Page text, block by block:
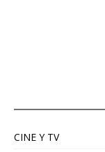
CINE Y TV